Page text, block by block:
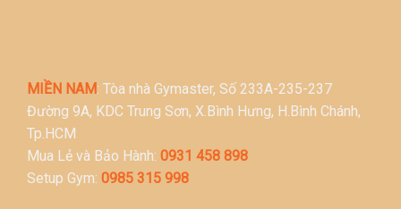
MIỀN NAM: Tòa nhà Gymaster, Số 233A-235-237
Đường 9A, KDC Trung Sơn, X.Bình Hưng, H.Bình Chánh,
Tp.HCM
Mua Lẻ và Bảo Hành: 0931 458 898
Setup Gym: 0985 315 998